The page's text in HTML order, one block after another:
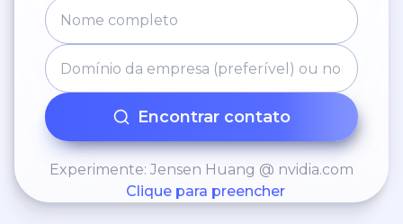
Encontrar contato
Experimente: Jensen Huang @ nvidia.com
Clique para preencher